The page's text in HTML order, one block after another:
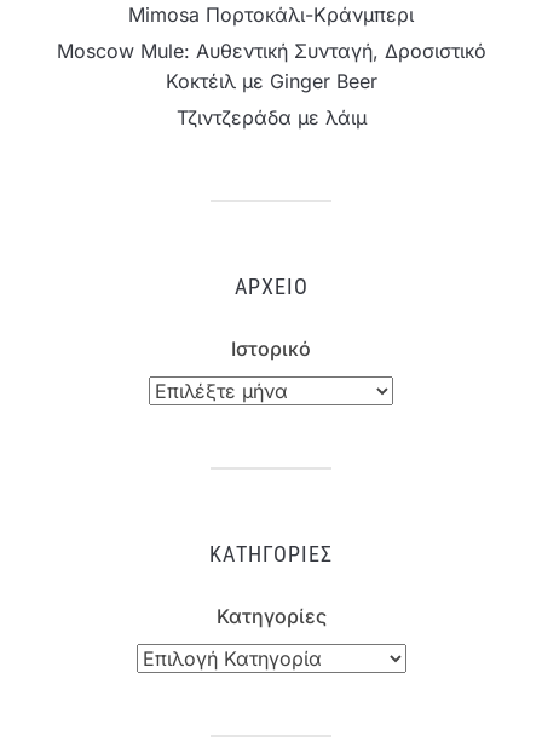
Mimosa Πορτοκάλι-Κράνμπερι
Moscow Mule: Αυθεντική Συνταγή, Δροσιστικό
Κοκτέιλ με Ginger Beer
Τζιντζεράδα με λάιμ
ΑΡΧΕΊΟ
Ιστορικό
ΚΑΤΗΓΟΡΊΕΣ
Κατηγορίες